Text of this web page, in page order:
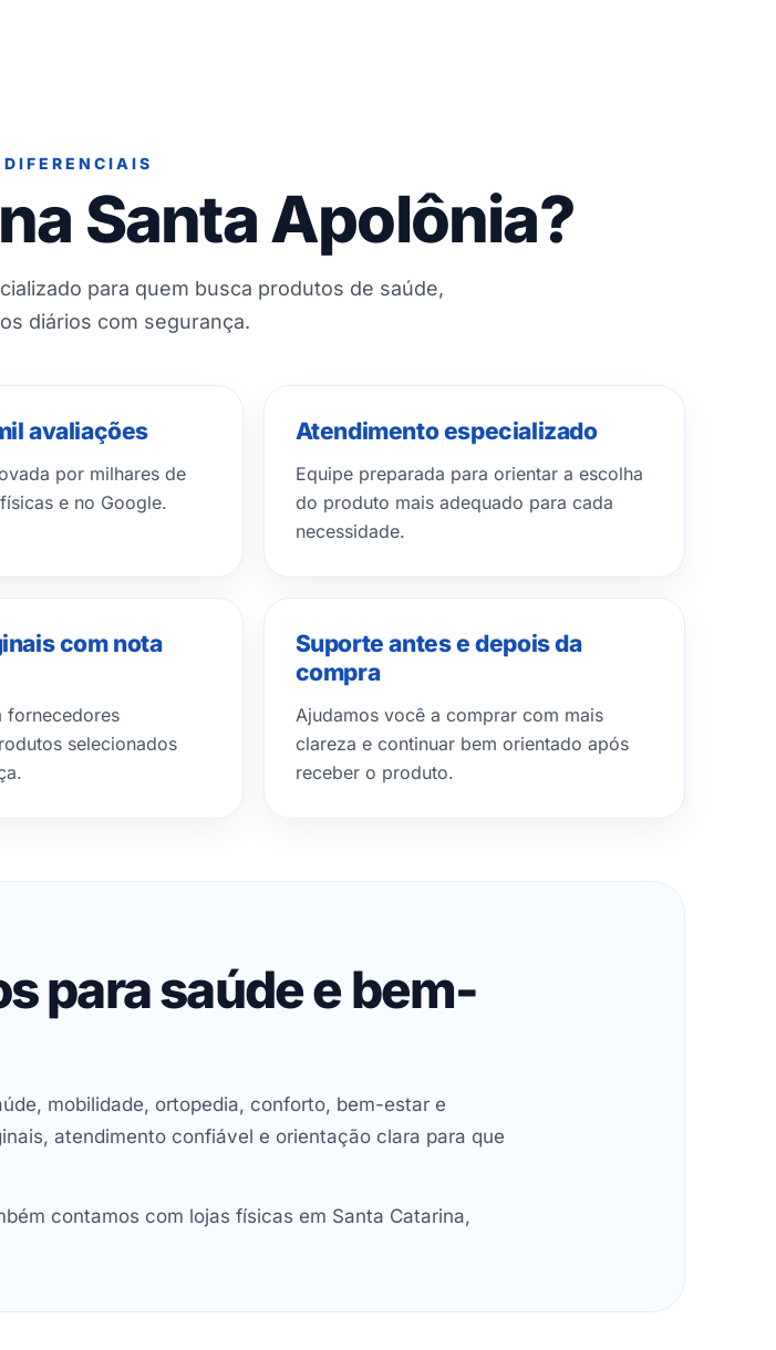
DIFERENCIAIS
Santa Apolônia?
para quem busca produtos de saúde,
diários com segurança.
avaliações
por milhares de
e no Google.
Atendimento especializado
Equipe preparada para orientar a escolha
do produto mais adequado para cada
necessidade.
com nota
fornecedores
selecionados
Suporte antes e depois da
compra
Ajudamos você a comprar com mais
clareza e continuar bem orientado após
receber o produto.
para saúde e bem-
mobilidade, ortopedia, conforto, bem-estar e
atendimento confiável e orientação clara para que
contamos com lojas físicas em Santa Catarina,